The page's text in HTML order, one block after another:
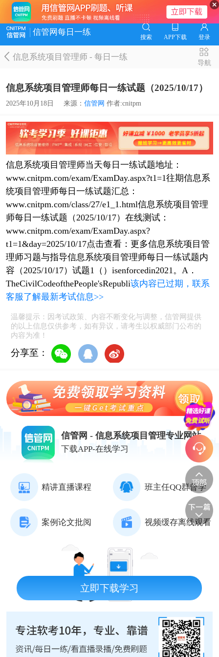
信管网每日一练
搜索 APP下载 登录
信息系统项目管理师-每日一练
导航
信息系统项目管理师每日一练试题（2025/10/17）
2025年10月18日 来源： 信管网 作者:cnitpm
信息系统项目管理师当天每日一练试题地址：
www.cnitpm.com/exam/ExamDay.aspx?t1=1往期信息系
统项目管理师每日一练试题汇总：
www.cnitpm.com/class/27/e1_1.html信息系统项目管理
师每日一练试题（2025/10/17）在线测试：
www.cnitpm.com/exam/ExamDay.aspx?
t1=1&day=2025/10/17点击查看：更多信息系统项目管
理师习题与指导信息系统项目管理师每日一练试题内
容（2025/10/17）试题1（）isenforcedin2021。A．
TheCivilCodeofthePeople'sRepubli该内容已过期，联系
客服了解最新考试信息>>
温馨提示：因考试政策、内容不断变化与调整，信管网提供
的以上信息仅供参考，如有异议，请考生以权威部门公布的
内容为准！
分享至：
信管网 - 信息系统项目管理专业网站
下载APP-在线学习
精讲直播课程 班主任QQ群督学
案例论文批阅 视频缓存离线观看
立即下载学习